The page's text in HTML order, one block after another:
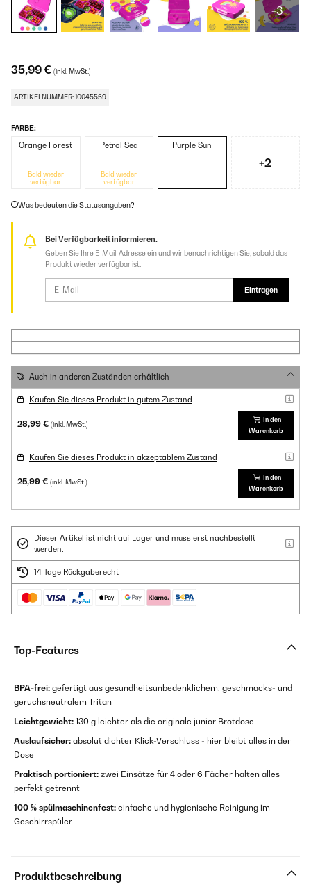
+3
35,99 € (inkl. MwSt.)
ARTIKELNUMMER: 10045559
FARBE:
Orange Forest
Bald wieder
verfügbar
Petrol Sea
Bald wieder
verfügbar
Purple Sun
+2
Was bedeuten die Statusangaben?
Bei Verfügbarkeit informieren.
Geben Sie Ihre E-Mail-Adresse ein und wir benachrichtigen Sie, sobald das
Produkt wieder verfügbar ist.
Eintragen
Auch in anderen Zuständen erhältlich
Kaufen Sie dieses Produkt in gutem Zustand
28,99 € (inkl. MwSt.)
In den
Warenkorb
Kaufen Sie dieses Produkt in akzeptablem Zustand
25,99 € (inkl. MwSt.)
In den
Warenkorb
Dieser Artikel ist nicht auf Lager und muss erst nachbestellt
werden.
14 Tage Rückgaberecht
Top-Features
BPA-frei: gefertigt aus gesundheitsunbedenklichem, geschmacks- und
geruchsneutralem Tritan
Leichtgewicht: 130 g leichter als die originale junior Brotdose
Auslaufsicher: absolut dichter Klick-Verschluss - hier bleibt alles in der
Dose
Praktisch portioniert: zwei Einsätze für 4 oder 6 Fächer halten alles
perfekt getrennt
100 % spülmaschinenfest: einfache und hygienische Reinigung im
Geschirrspüler
Produktbeschreibung